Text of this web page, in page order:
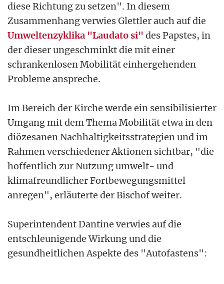
diese Richtung zu setzen". In diesem
Zusammenhang verwies Glettler auch auf die
Umweltenzyklika "Laudato si" des Papstes, in
der dieser ungeschminkt die mit einer
schrankenlosen Mobilität einhergehenden
Probleme anspreche.
Im Bereich der Kirche werde ein sensibilisierter
Umgang mit dem Thema Mobilität etwa in den
diözesanen Nachhaltigkeitsstrategien und im
Rahmen verschiedener Aktionen sichtbar, "die
hoffentlich zur Nutzung umwelt- und
klimafreundlicher Fortbewegungsmittel
anregen", erläuterte der Bischof weiter.
Superintendent Dantine verwies auf die
entschleunigende Wirkung und die
gesundheitlichen Aspekte des "Autofastens":